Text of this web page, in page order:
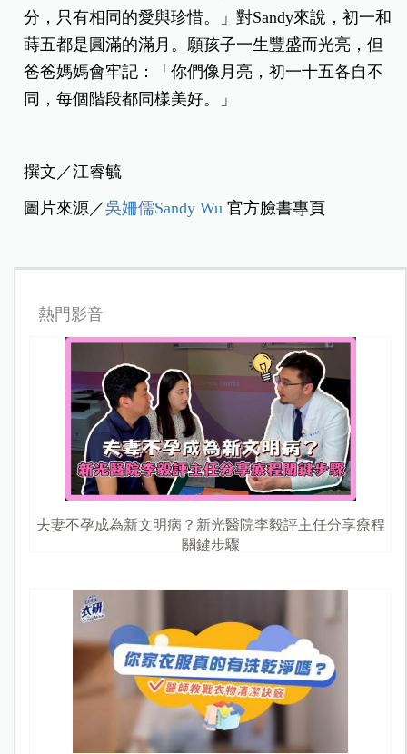
分，只有相同的愛與珍惜。」對Sandy來說，初一和
蒔五都是圓滿的滿月。願孩子一生豐盛而光亮，但
爸爸媽媽會牢記：「你們像月亮，初一十五各自不
同，每個階段都同樣美好。」
撰文／江睿毓
圖片來源／吳姍儒Sandy Wu官方臉書專頁
熱門影音
夫妻不孕成為新文明病？新光醫院李毅評主任分享療程
關鍵步驟